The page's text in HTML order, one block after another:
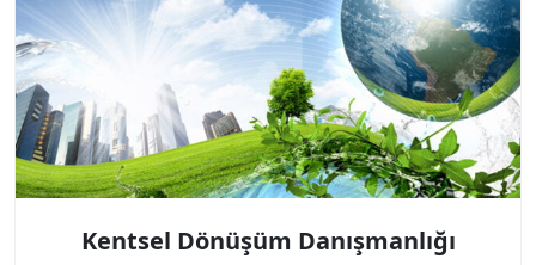
Kentsel Dönüşüm Danışmanlığı